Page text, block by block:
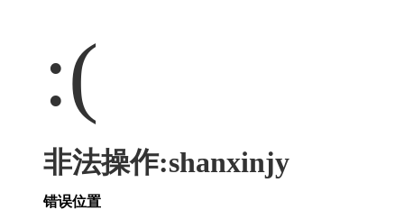
:(
非法操作:shanxinjy
错误位置